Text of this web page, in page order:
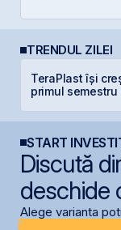
TRENDUL ZILEI
TeraPlast își
primul
START
Discută
deschide
Alege varianta